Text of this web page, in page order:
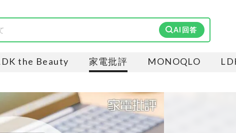
AI回答
the Beauty 家電批評 MONOQLO